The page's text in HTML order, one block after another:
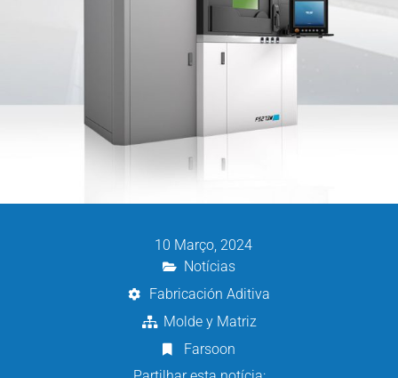
10 Março, 2024
Notícias
Fabricación Aditiva
Molde y Matriz
Farsoon